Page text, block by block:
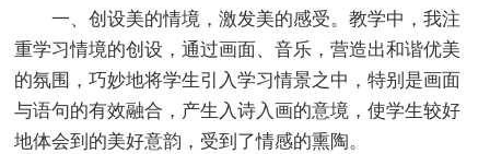
一、创设美的情境，激发美的感受。教学中，我注
重学习情境的创设，通过画面、音乐，营造出和谐优美
的氛围，巧妙地将学生引入学习情景之中，特别是画面
与语句的有效融合，产生入诗入画的意境，使学生较好
地体会到的美好意韵，受到了情感的熏陶。